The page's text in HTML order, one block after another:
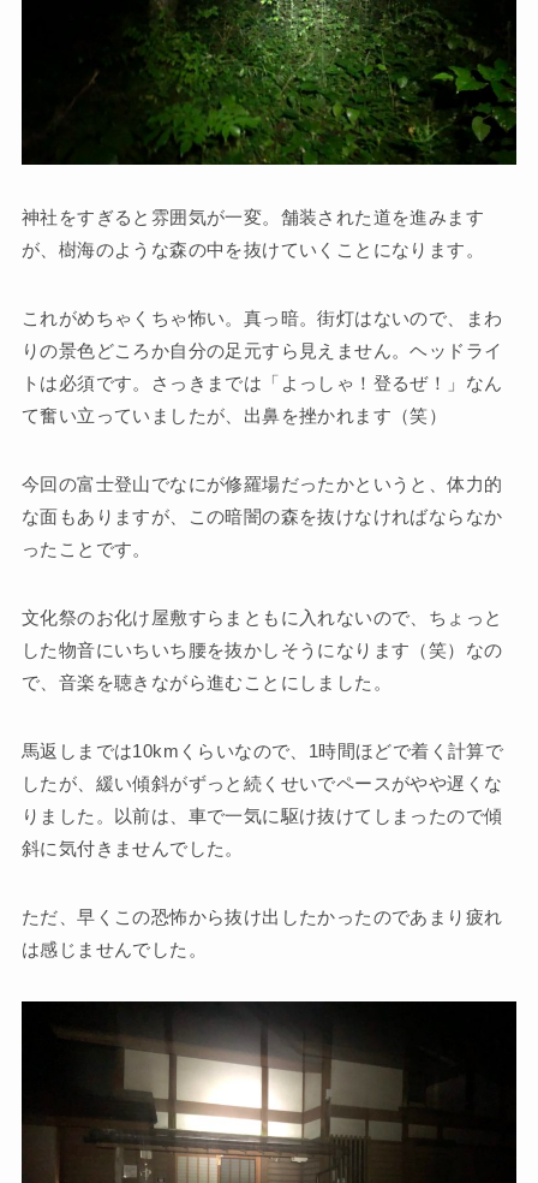
神社をすぎると雰囲気が一変。舗装された道を進みます
が、樹海のような森の中を抜けていくことになります。
これがめちゃくちゃ怖い。真っ暗。街灯はないので、まわ
りの景色どころか自分の足元すら見えません。ヘッドライ
トは必須です。さっきまでは「よっしゃ！登るぜ！」なん
て奮い立っていましたが、出鼻を挫かれます（笑）
今回の富士登山でなにが修羅場だったかというと、体力的
な面もありますが、この暗闇の森を抜けなければならなか
ったことです。
文化祭のお化け屋敷すらまともに入れないので、ちょっと
した物音にいちいち腰を抜かしそうになります（笑）なの
で、音楽を聴きながら進むことにしました。
馬返しまでは10kmくらいなので、1時間ほどで着く計算で
したが、緩い傾斜がずっと続くせいでペースがやや遅くな
りました。以前は、車で一気に駆け抜けてしまったので傾
斜に気付きませんでした。
ただ、早くこの恐怖から抜け出したかったのであまり疲れ
は感じませんでした。